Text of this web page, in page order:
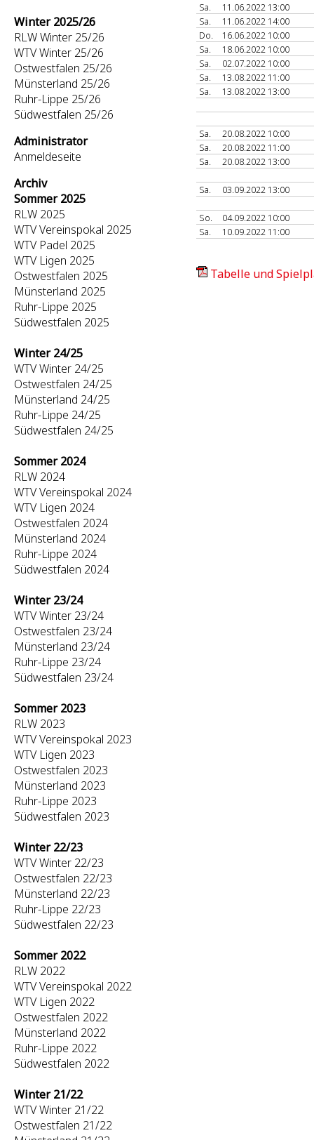
Winter 2025/26
RLW Winter 25/26
WTV Winter 25/26
Ostwestfalen 25/26
Münsterland 25/26
Ruhr-Lippe 25/26
Südwestfalen 25/26
Administrator
Anmeldeseite
Archiv
Sommer 2025
RLW 2025
WTV Vereinspokal 2025
WTV Padel 2025
WTV Ligen 2025
Ostwestfalen 2025
Münsterland 2025
Ruhr-Lippe 2025
Südwestfalen 2025
Winter 24/25
WTV Winter 24/25
Ostwestfalen 24/25
Münsterland 24/25
Ruhr-Lippe 24/25
Südwestfalen 24/25
Sommer 2024
RLW 2024
WTV Vereinspokal 2024
WTV Ligen 2024
Ostwestfalen 2024
Münsterland 2024
Ruhr-Lippe 2024
Südwestfalen 2024
Winter 23/24
WTV Winter 23/24
Ostwestfalen 23/24
Münsterland 23/24
Ruhr-Lippe 23/24
Südwestfalen 23/24
Sommer 2023
RLW 2023
WTV Vereinspokal 2023
WTV Ligen 2023
Ostwestfalen 2023
Münsterland 2023
Ruhr-Lippe 2023
Südwestfalen 2023
Winter 22/23
WTV Winter 22/23
Ostwestfalen 22/23
Münsterland 22/23
Ruhr-Lippe 22/23
Südwestfalen 22/23
Sommer 2022
RLW 2022
WTV Vereinspokal 2022
WTV Ligen 2022
Ostwestfalen 2022
Münsterland 2022
Ruhr-Lippe 2022
Südwestfalen 2022
Winter 21/22
WTV Winter 21/22
Ostwestfalen 21/22
Sa.
11.06.2022 13:00
Sa.
11.06.2022 14:00
Do.
16.06.2022 10:00
Sa.
18.06.2022 10:00
Sa.
02.07.2022 10:00
Sa.
13.08.2022 11:00
Sa.
13.08.2022 13:00
Sa.
20.08.2022 10:00
Sa.
20.08.2022 11:00
Sa.
20.08.2022 13:00
Sa. 03.09.2022 13:00
So.
04.09.2022 10:00
Sa.
10.09.2022 11:00
Tabelle und